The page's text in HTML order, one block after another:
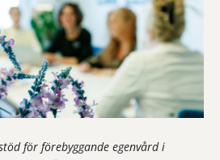
för förebyggande egenvård i